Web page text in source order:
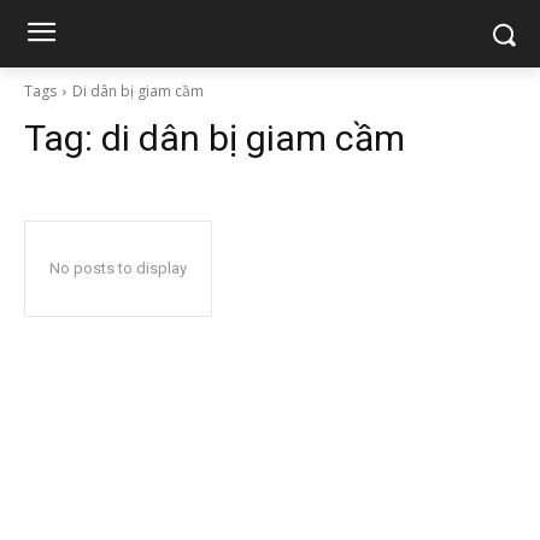
Tags Di dân bị giam cầm
Tag: di dân bị giam cầm
No posts to display